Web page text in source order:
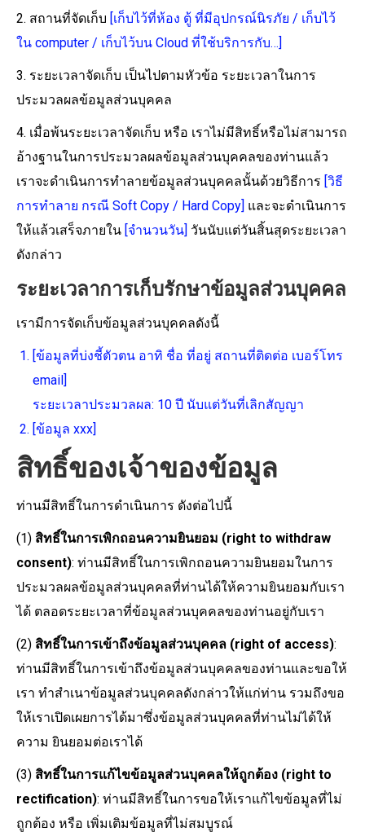
2. สถานที่จัดเก็บ [เก็บไว้ที่ห้อง ตู้ ที่มีอุปกรณ์นิรภัย / เก็บไว้
ใน computer / เก็บไว้บน Cloud ที่ใช้บริการกับ…]
3. ระยะเวลาจัดเก็บ เป็นไปตามหัวข้อ ระยะเวลาในการ
ประมวลผลข้อมูลส่วนบุคคล
4. เมื่อพ้นระยะเวลาจัดเก็บ หรือ เราไม่มีสิทธิ์หรือไม่สามารถ
อ้างฐานในการประมวลผลข้อมูลส่วนบุคคลของท่านแล้ว
เราจะดำเนินการทำลายข้อมูลส่วนบุคคลนั้นด้วยวิธีการ [วิธี
การทำลาย กรณี Soft Copy / Hard Copy] และจะดำเนินการ
ให้แล้วเสร็จภายใน [จำนวนวัน] วันนับแต่วันสิ้นสุดระยะเวลา
ดังกล่าว
ระยะเวลาการเก็บรักษาข้อมูลส่วนบุคคล
เรามีการจัดเก็บข้อมูลส่วนบุคคลดังนี้
[ข้อมูลที่บ่งชี้ตัวตน อาทิ ชื่อ ที่อยู่ สถานที่ติดต่อ เบอร์โทร
email]
ระยะเวลาประมวลผล: 10 ปี นับแต่วันที่เลิกสัญญา
[ข้อมูล xxx]
สิทธิ์ของเจ้าของข้อมูล
ท่านมีสิทธิ์ในการดำเนินการ ดังต่อไปนี้
(1) สิทธิ์ในการเพิกถอนความยินยอม (right to withdraw
consent): ท่านมีสิทธิ์ในการเพิกถอนความยินยอมในการ
ประมวลผลข้อมูลส่วนบุคคลที่ท่านได้ให้ความยินยอมกับเรา
ได้ ตลอดระยะเวลาที่ข้อมูลส่วนบุคคลของท่านอยู่กับเรา
(2) สิทธิ์ในการเข้าถึงข้อมูลส่วนบุคคล (right of access):
ท่านมีสิทธิ์ในการเข้าถึงข้อมูลส่วนบุคคลของท่านและขอให้
เรา ทำสำเนาข้อมูลส่วนบุคคลดังกล่าวให้แก่ท่าน รวมถึงขอ
ให้เราเปิดเผยการได้มาซึ่งข้อมูลส่วนบุคคลที่ท่านไม่ได้ให้
ความ ยินยอมต่อเราได้
(3) สิทธิ์ในการแก้ไขข้อมูลส่วนบุคคลให้ถูกต้อง (right to
rectification): ท่านมีสิทธิ์ในการขอให้เราแก้ไขข้อมูลที่ไม่
ถูกต้อง หรือ เพิ่มเติมข้อมูลที่ไม่สมบูรณ์